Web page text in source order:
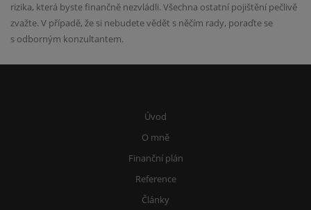
rizika, která byste finančně nezvládli. Všechna ostatní pojištění pečlivě
zvažte. V případě, že si nebudete vědět s něčím rady, poraďte se
s odborným konzultantem.
Úvod
O mně
Finanční plán
Reference
Články